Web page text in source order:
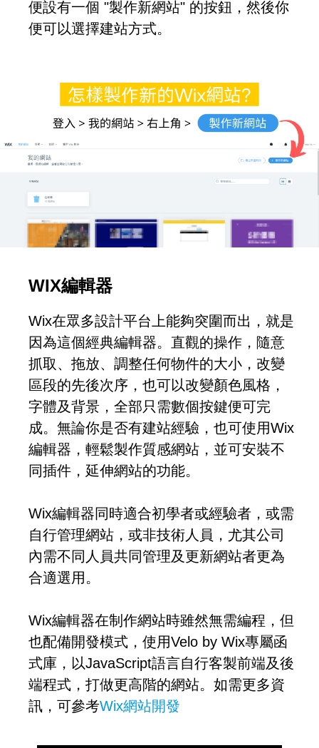
便設有一個 "製作新網站" 的按鈕，然後你
便可以選擇建站方式。
WIX編輯器
Wix在眾多設計平台上能夠突圍而出，就是
因為這個經典編輯器。直觀的操作，隨意
抓取、拖放、調整任何物件的大小，改變
區段的先後次序，也可以改變顏色風格，
字體及背景，全部只需數個按鍵便可完
成。無論你是否有建站經驗，也可使用Wix
編輯器，輕鬆製作質感網站，並可安裝不
同插件，延伸網站的功能。
Wix編輯器同時適合初學者或經驗者，或需
自行管理網站，或非技術人員，尤其公司
內需不同人員共同管理及更新網站者更為
合適選用。
Wix編輯器在制作網站時雖然無需編程，但
也配備開發模式，使用Velo by Wix專屬函
式庫，以JavaScript語言自行客製前端及後
端程式，打做更高階的網站。如需更多資
訊，可參考Wix網站開發